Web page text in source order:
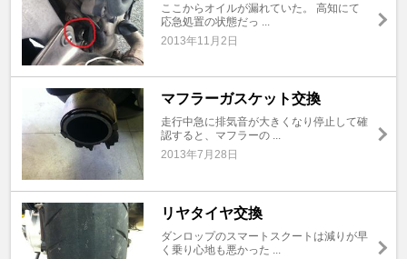
ここからオイルが漏れていた。 高知にて
応急処置の状態だっ ...
2013年11月2日
マフラーガスケット交換
走行中急に排気音が大きくなり停止して確
認すると、マフラーの ...
2013年7月28日
リヤタイヤ交換
ダンロップのスマートスクートは減りが早
く乗り心地も悪かった ...